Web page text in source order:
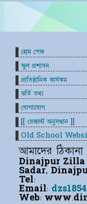
আমাদের ঠিকানা
Dinajpur Zilla
Sadar,
Tel:
Email:
Web:
হোম পেজ
স্কুল প্রশাসন
প্রাতিষ্ঠানিক কার্যকম
ভর্তি তথ্য
যোগাযোগ
[[ রেজাল্ট অনুসন্ধান ]]
Old School